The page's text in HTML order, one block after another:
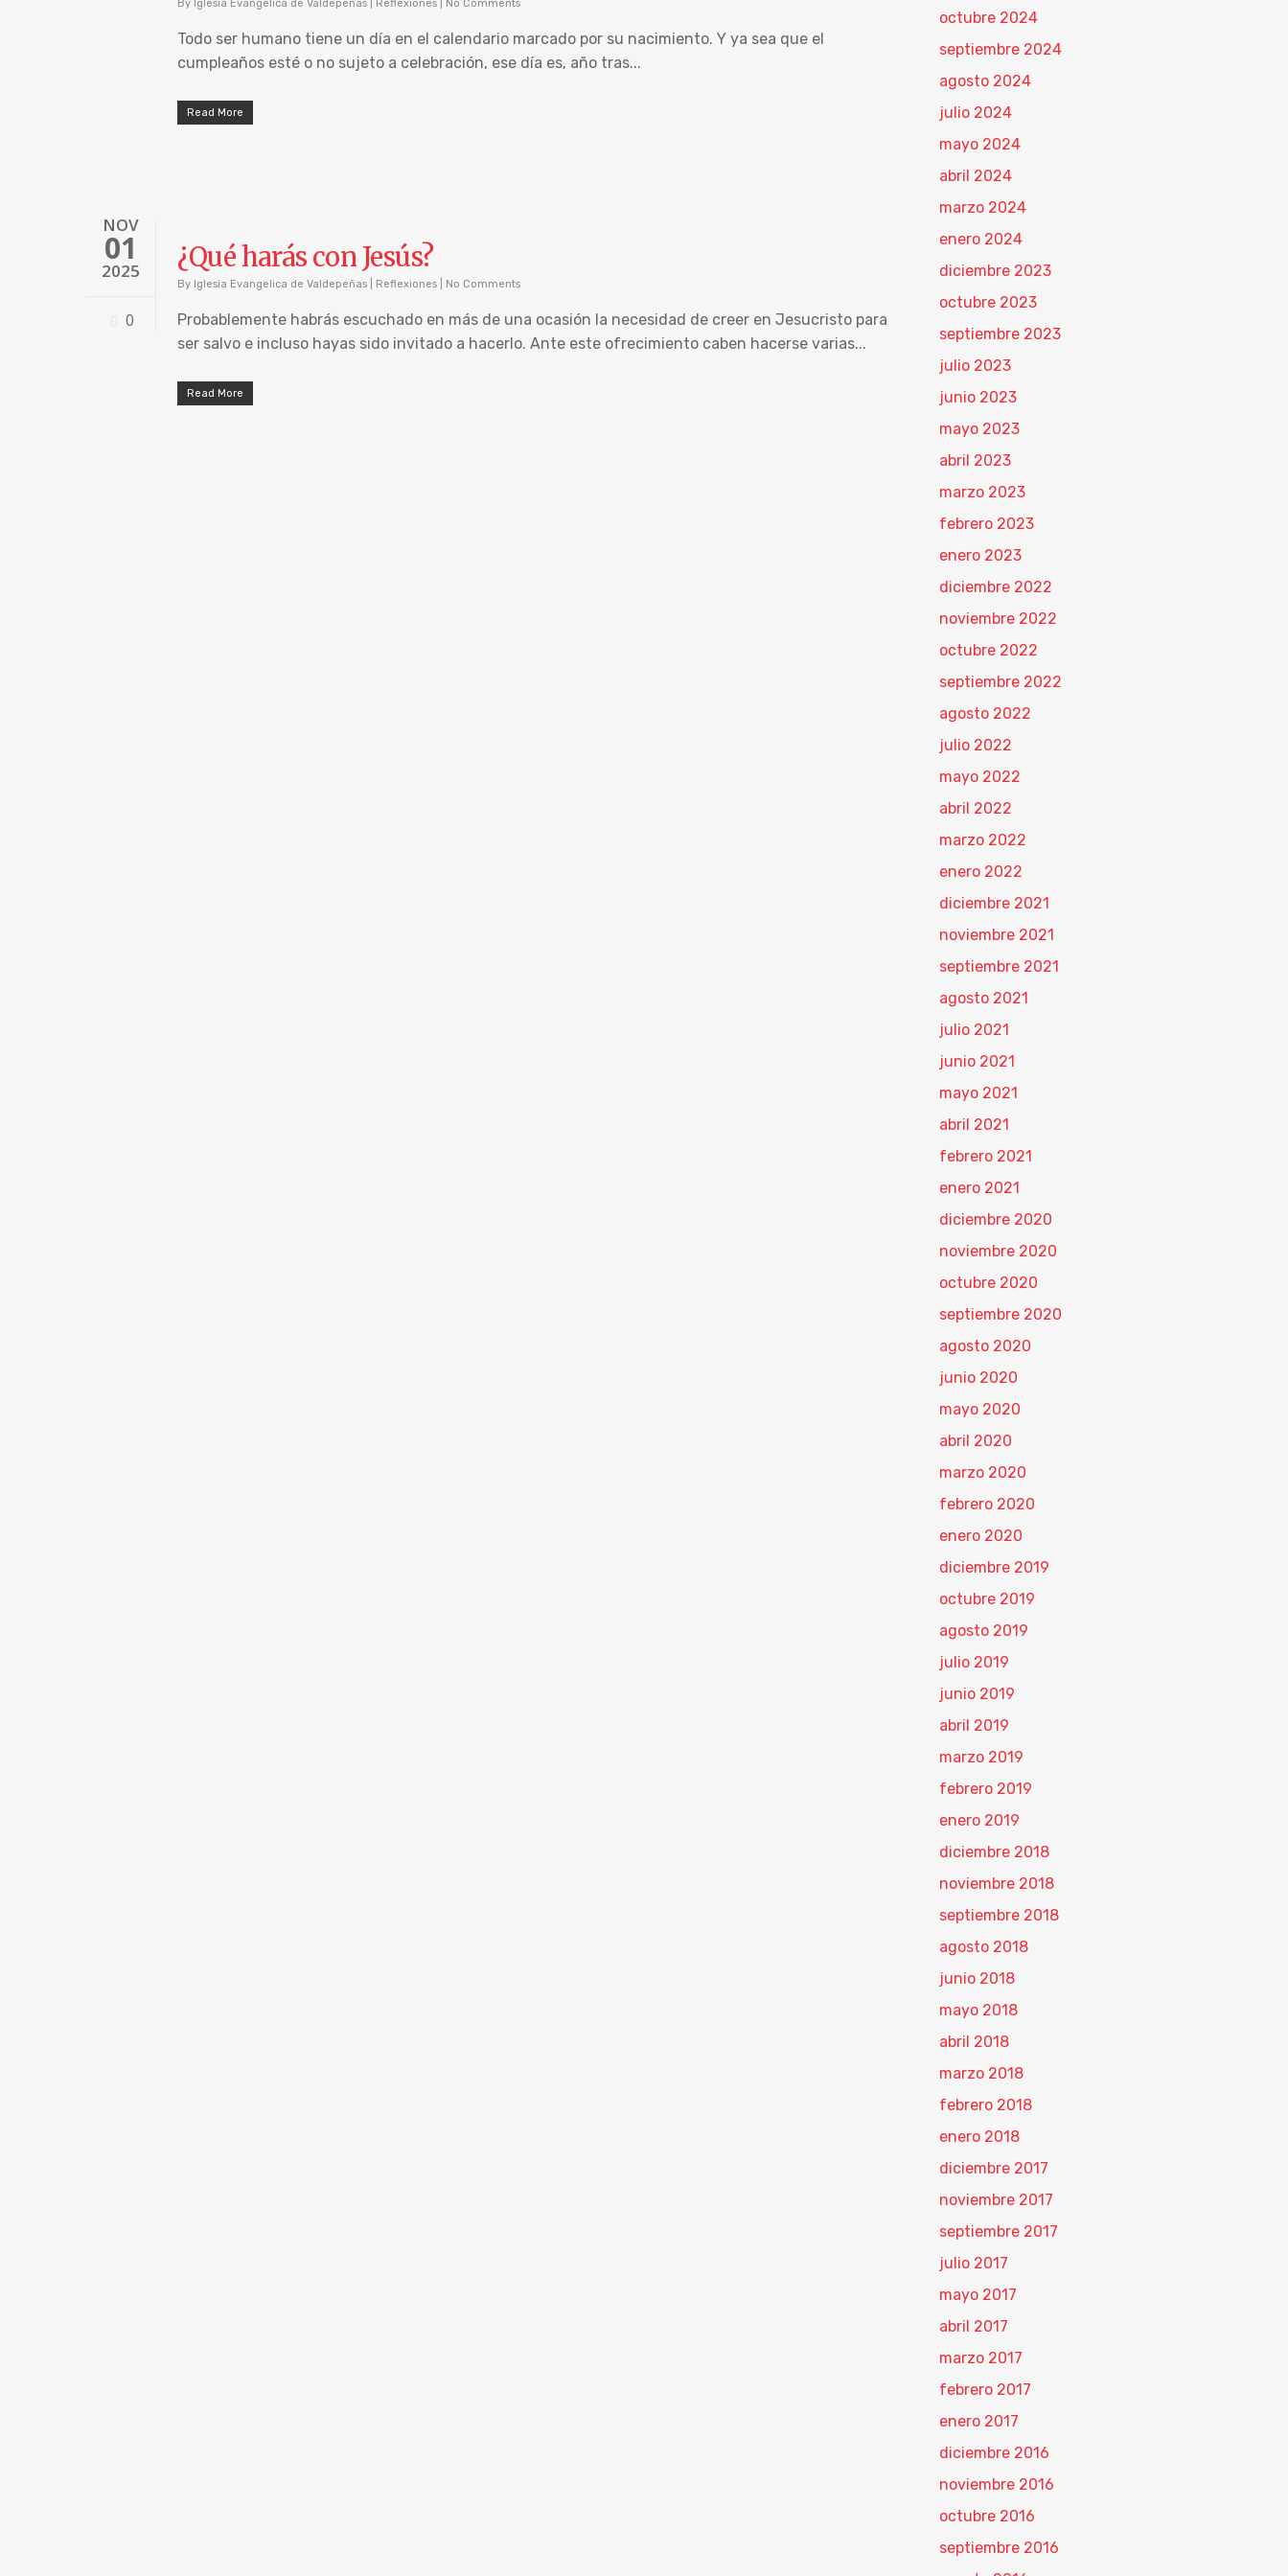
By Iglesia Evangelica de Valdepeñas Reflexiones No Comments
Todo ser humano tiene un día en el calendario marcado por su nacimiento. Y ya sea que el
cumpleaños esté o no sujeto a celebración, ese día es, año tras...
Read More
NOV
01
2025
0
¿Qué harás con Jesús?
By Iglesia Evangelica de Valdepeñas Reflexiones No Comments
Probablemente habrás escuchado en más de una ocasión la necesidad de creer en Jesucristo para
ser salvo e incluso hayas sido invitado a hacerlo. Ante este ofrecimiento caben hacerse varias...
Read More
octubre 2024
septiembre 2024
agosto 2024
julio 2024
mayo 2024
abril 2024
marzo 2024
enero 2024
diciembre 2023
octubre 2023
septiembre 2023
julio 2023
junio 2023
mayo 2023
abril 2023
marzo 2023
febrero 2023
enero 2023
diciembre 2022
noviembre 2022
octubre 2022
septiembre 2022
agosto 2022
julio 2022
mayo 2022
abril 2022
marzo 2022
enero 2022
diciembre 2021
noviembre 2021
septiembre 2021
agosto 2021
julio 2021
junio 2021
mayo 2021
abril 2021
febrero 2021
enero 2021
diciembre 2020
noviembre 2020
octubre 2020
septiembre 2020
agosto 2020
junio 2020
mayo 2020
abril 2020
marzo 2020
febrero 2020
enero 2020
diciembre 2019
octubre 2019
agosto 2019
julio 2019
junio 2019
abril 2019
marzo 2019
febrero 2019
enero 2019
diciembre 2018
noviembre 2018
septiembre 2018
agosto 2018
junio 2018
mayo 2018
abril 2018
marzo 2018
febrero 2018
enero 2018
diciembre 2017
noviembre 2017
septiembre 2017
julio 2017
mayo 2017
abril 2017
marzo 2017
febrero 2017
enero 2017
diciembre 2016
noviembre 2016
octubre 2016
septiembre 2016